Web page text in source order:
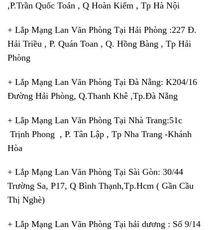
,P.Trần Quốc Toản , Q Hoàn Kiếm , Tp Hà Nội
+ Lắp Mạng Lan Văn Phòng Tại Hải Phòng :227 Đ.
Hải Triều , P. Quán Toan , Q. Hồng Bàng , Tp Hải
Phòng
+ Lắp Mạng Lan Văn Phòng Tại Đà Nẵng: K204/16
Đường Hải Phòng, Q.Thanh Khê ,Tp.Đà Nẵng
+ Lắp Mạng Lan Văn Phòng Tại Nhà Trang:51c
Trịnh Phong , P. Tân Lập , Tp Nha Trang -Khánh
Hòa
+ Lắp Mạng Lan Văn Phòng Tại Sài Gòn: 30/44
Trường Sa, P17, Q Bình Thạnh,Tp.Hcm ( Gần Cầu
Thị Nghè)
+ Lắp Mạng Lan Văn Phòng Tại hải dương : Số 9/14